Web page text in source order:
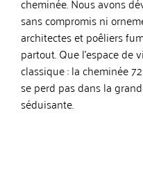
sans compromis ni
architectes et poêliers
partout. Que l’espace de
classique : la cheminée
se perd pas dans la
séduisante.